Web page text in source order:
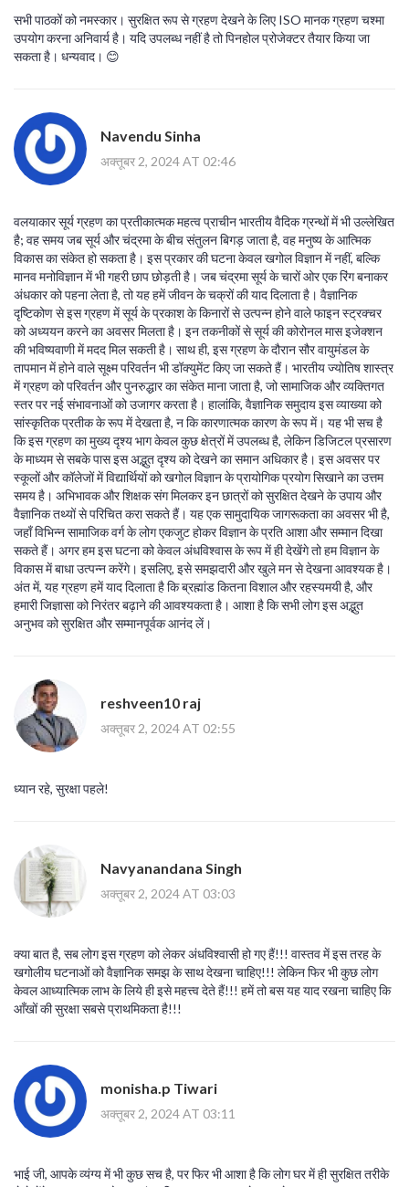
सभी पाठकों को नमस्कार। सुरक्षित रूप से ग्रहण देखने के लिए ISO मानक ग्रहण चश्मा
उपयोग करना अनिवार्य है। यदि उपलब्ध नहीं है तो पिनहोल प्रोजेक्टर तैयार किया जा
सकता है। धन्यवाद। 😊
Navendu Sinha
अक्तूबर 2, 2024 AT 02:46
वलयाकार सूर्य ग्रहण का प्रतीकात्मक महत्व प्राचीन भारतीय वैदिक ग्रन्थों में भी उल्लेखित
है; वह समय जब सूर्य और चंद्रमा के बीच संतुलन बिगड़ जाता है, वह मनुष्य के आत्मिक
विकास का संकेत हो सकता है। इस प्रकार की घटना केवल खगोल विज्ञान में नहीं, बल्कि
मानव मनोविज्ञान में भी गहरी छाप छोड़ती है। जब चंद्रमा सूर्य के चारों ओर एक रिंग बनाकर
अंधकार को पहना लेता है, तो यह हमें जीवन के चक्रों की याद दिलाता है। वैज्ञानिक
दृष्टिकोण से इस ग्रहण में सूर्य के प्रकाश के किनारों से उत्पन्न होने वाले फाइन स्ट्रक्चर
को अध्ययन करने का अवसर मिलता है। इन तकनीकों से सूर्य की कोरोनल मास इजेक्शन
की भविष्यवाणी में मदद मिल सकती है। साथ ही, इस ग्रहण के दौरान सौर वायुमंडल के
तापमान में होने वाले सूक्ष्म परिवर्तन भी डॉक्युमेंट किए जा सकते हैं। भारतीय ज्योतिष शास्त्र
में ग्रहण को परिवर्तन और पुनरुद्धार का संकेत माना जाता है, जो सामाजिक और व्यक्तिगत
स्तर पर नई संभावनाओं को उजागर करता है। हालांकि, वैज्ञानिक समुदाय इस व्याख्या को
सांस्कृतिक प्रतीक के रूप में देखता है, न कि कारणात्मक कारण के रूप में। यह भी सच है
कि इस ग्रहण का मुख्य दृश्य भाग केवल कुछ क्षेत्रों में उपलब्ध है, लेकिन डिजिटल प्रसारण
के माध्यम से सबके पास इस अद्भुत दृश्य को देखने का समान अधिकार है। इस अवसर पर
स्कूलों और कॉलेजों में विद्यार्थियों को खगोल विज्ञान के प्रायोगिक प्रयोग सिखाने का उत्तम
समय है। अभिभावक और शिक्षक संग मिलकर इन छात्रों को सुरक्षित देखने के उपाय और
वैज्ञानिक तथ्यों से परिचित करा सकते हैं। यह एक सामुदायिक जागरूकता का अवसर भी है,
जहाँ विभिन्न सामाजिक वर्ग के लोग एकजुट होकर विज्ञान के प्रति आशा और सम्मान दिखा
सकते हैं। अगर हम इस घटना को केवल अंधविश्वास के रूप में ही देखेंगे तो हम विज्ञान के
विकास में बाधा उत्पन्न करेंगे। इसलिए, इसे समझदारी और खुले मन से देखना आवश्यक है।
अंत में, यह ग्रहण हमें याद दिलाता है कि ब्रह्मांड कितना विशाल और रहस्यमयी है, और
हमारी जिज्ञासा को निरंतर बढ़ाने की आवश्यकता है। आशा है कि सभी लोग इस अद्भुत
अनुभव को सुरक्षित और सम्मानपूर्वक आनंद लें।
reshveen10 raj
अक्तूबर 2, 2024 AT 02:55
ध्यान रहे, सुरक्षा पहले!
Navyanandana Singh
अक्तूबर 2, 2024 AT 03:03
क्या बात है, सब लोग इस ग्रहण को लेकर अंधविश्वासी हो गए हैं!!! वास्तव में इस तरह के
खगोलीय घटनाओं को वैज्ञानिक समझ के साथ देखना चाहिए!!! लेकिन फिर भी कुछ लोग
केवल आध्यात्मिक लाभ के लिये ही इसे महत्त्व देते हैं!!! हमें तो बस यह याद रखना चाहिए कि
आँखों की सुरक्षा सबसे प्राथमिकता है!!!
monisha.p Tiwari
अक्तूबर 2, 2024 AT 03:11
भाई जी, आपके व्यंग्य में भी कुछ सच है, पर फिर भी आशा है कि लोग घर में ही सुरक्षित तरीके